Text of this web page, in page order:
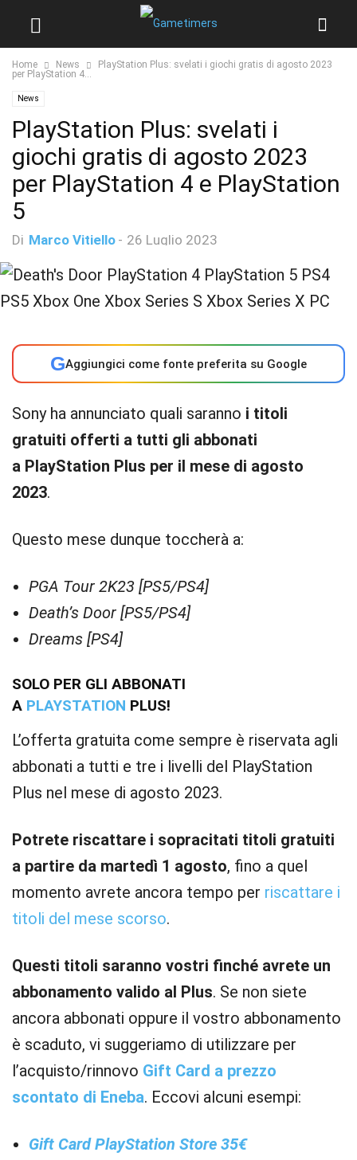
Home News
PlayStation Plus: svelati i giochi gratis di agosto 2023
per PlayStation 4...
News
PlayStation Plus: svelati i
giochi gratis di agosto 2023
per PlayStation 4 e PlayStation
5
Di Marco Vitiello - 26 Luglio 2023
GAggiungici come fonte preferita su Google
Sony ha annunciato quali saranno i titoli
gratuiti offerti a tutti gli abbonati
a PlayStation Plus per il mese di agosto
2023.
Questo mese dunque toccherà a:
PGA Tour 2K23 [PS5/PS4]
Death’s Door [PS5/PS4]
Dreams [PS4]
SOLO PER GLI ABBONATI
A PLAYSTATION PLUS!
L’offerta gratuita come sempre è riservata agli
abbonati a tutti e tre i livelli del PlayStation
Plus nel mese di agosto 2023.
Potrete riscattare i sopracitati titoli gratuiti
a partire da martedì 1 agosto, fino a quel
momento avrete ancora tempo per riscattare i
titoli del mese scorso.
Questi titoli saranno vostri finché avrete un
abbonamento valido al Plus. Se non siete
ancora abbonati oppure il vostro abbonamento
è scaduto, vi suggeriamo di utilizzare per
l’acquisto/rinnovo Gift Card a prezzo
scontato di Eneba. Eccovi alcuni esempi:
Gift Card PlayStation Store 35€